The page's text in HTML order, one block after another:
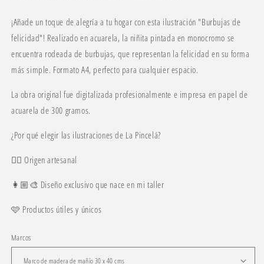
¡Añade un toque de alegría a tu hogar con esta ilustración "Burbujas de
felicidad"! Realizado en acuarela, la niñita pintada en monocromo se
encuentra rodeada de burbujas, que representan la felicidad en su forma
más simple. Formato A4, perfecto para cualquier espacio.
La obra original fue digitalizada profesionalmente e impresa en papel de
acuarela de 300 gramos.
¿Por qué elegir las ilustraciones de La Pincelá?
✍🏼 Origen artesanal
👩🏼🎨 Diseño exclusivo que nace en mi taller
🩷 Productos útiles y únicos
Marcos